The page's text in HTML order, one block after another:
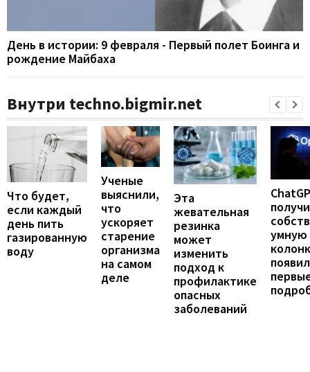
День в истории: 9 февраля - Первый полет Боинга и
рождение Майбаха
Внутри techno.bigmir.net
Что будет,
если каждый
день пить
газированную
воду
Ученые
выяснили,
что
ускоряет
старение
организма
на самом
деле
Эта
жевательная
резинка
может
изменить
подход к
профилактике
опасных
заболеваний
умную